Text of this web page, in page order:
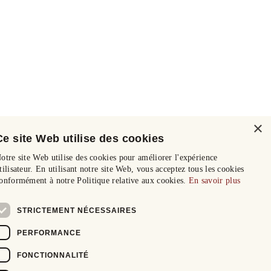
×
site Web utilise des cookies
site Web utilise des cookies pour améliorer l'expérience
En utilisant notre site Web, vous acceptez tous les cookies
à notre Politique relative aux cookies. En savoir plus
STRICTEMENT NÉCESSAIRES
PERFORMANCE
FONCTIONNALITÉ